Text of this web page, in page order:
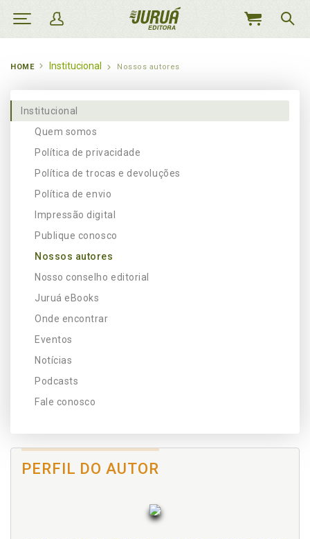
MEU
HOME Institucional Nossos autores
Institucional
Quem somos
Política de privacidade
Política de trocas e devoluções
Política de envio
Impressão digital
Publique conosco
Nossos autores
Nosso conselho editorial
Juruá eBooks
Onde encontrar
Eventos
Notícias
Podcasts
Fale conosco
PERFIL DO AUTOR